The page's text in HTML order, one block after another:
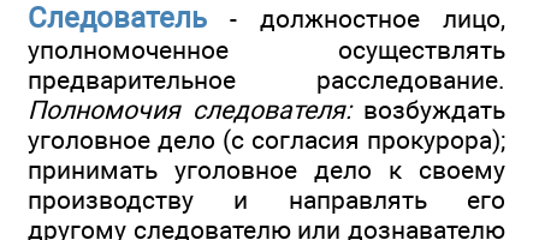
Следователь - должностное лицо,
уполномоченное осуществлять
предварительное расследование.
Полномочия следователя:возбуждать
уголовное дело (с согласия прокурора);
принимать уголовное дело к своему
производству и направлять его
другому следователю или дознавателю